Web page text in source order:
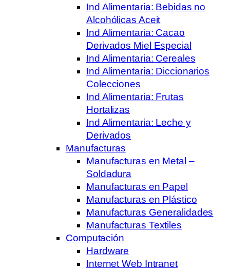
Ind Alimentaria: Bebidas no
Alcohólicas Aceit
Ind Alimentaria: Cacao
Derivados Miel Especial
Ind Alimentaria: Cereales
Ind Alimentaria: Diccionarios
Colecciones
Ind Alimentaria: Frutas
Hortalizas
Ind Alimentaria: Leche y
Derivados
Manufacturas
Manufacturas en Metal –
Soldadura
Manufacturas en Papel
Manufacturas en Plástico
Manufacturas Generalidades
Manufacturas Textiles
Computación
Hardware
Internet Web Intranet